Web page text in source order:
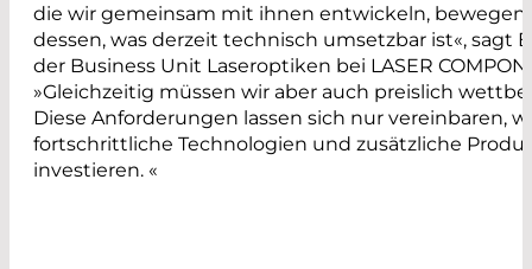
die wir gemeinsam mit ihnen entwickeln, bewegen
dessen, was derzeit technisch umsetzbar ist«, sagt
der Business Unit Laseroptiken bei LASER
»Gleichzeitig müssen wir aber auch preislich
Diese Anforderungen lassen sich nur vereinbaren,
fortschrittliche Technologien und zusätzliche
investieren. «